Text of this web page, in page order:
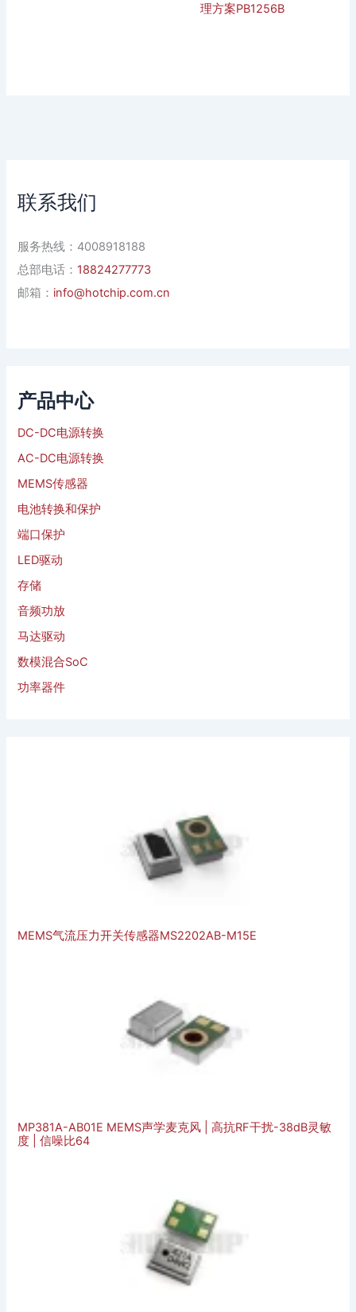
联系我们
服务热线：4008918188
总部电话：18824277773
邮箱： info@hotchip.com.cn
产品中心
DC-DC电源转换
AC-DC电源转换
MEMS传感器
电池转换和保护
端口保护
LED驱动
存储
音频功放
马达驱动
数模混合SoC
功率器件
MEMS气流压力开关传感器MS2202AB-M15E
MP381A-AB01E MEMS声学麦克风 | 高抗RF干扰-38dB灵敏
度 | 信噪比64
理方案PB1256B